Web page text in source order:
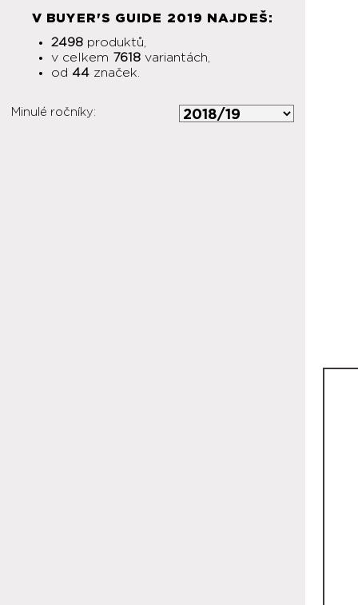
V BUYER'S GUIDE 2019 NAJDEŠ:
2498 produktů,
v celkem 7618 variantách,
od 44 značek.
Minulé ročníky: